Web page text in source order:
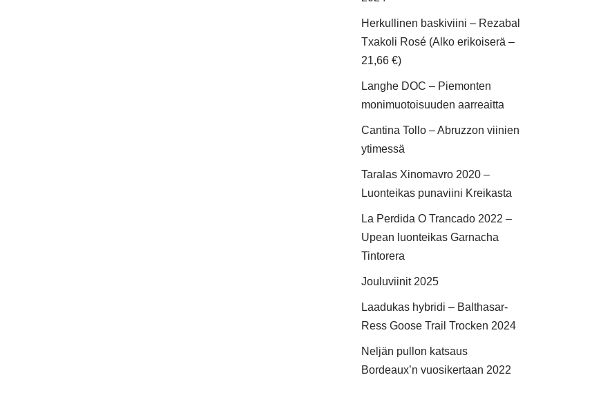
Herkullinen baskiviini – Rezabal
Txakoli Rosé (Alko erikoiserä –
21,66 €)
Langhe DOC – Piemonten
monimuotoisuuden aarreaitta
Cantina Tollo – Abruzzon viinien
ytimessä
Taralas Xinomavro 2020 –
Luonteikas punaviini Kreikasta
La Perdida O Trancado 2022 –
Upean luonteikas Garnacha
Tintorera
Jouluviinit 2025
Laadukas hybridi – Balthasar-
Ress Goose Trail Trocken 2024
Neljän pullon katsaus
Bordeaux’n vuosikertaan 2022